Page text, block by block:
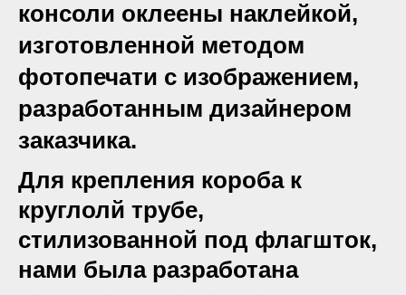
консоли оклеены наклейкой,
изготовленной методом
фотопечати с изображением,
разработанным дизайнером
заказчика.
Для крепления короба к
круглолй трубе,
стилизованной под флагшток,
нами была разработана